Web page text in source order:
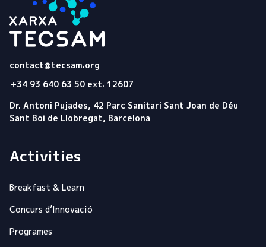
contact@tecsam.org
+34 93 640 63 50 ext. 12607
Dr. Antoni Pujades, 42 Parc Sanitari Sant Joan de Déu
Sant Boi de Llobregat, Barcelona
Activities
Breakfast & Learn
Concurs d’Innovació
Programes